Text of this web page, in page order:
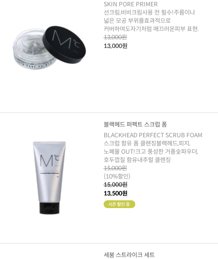
SKIN PORE PRIMER
선크림,비비크림사용 전 필수!주름이나
넓은 모공 부위를효과적으로
커버하여도자기처럼 매끄러운피부 표현.
13,000원
13,000원
블랙헤드 퍼펙트 스크럽 폼
BLACKHEAD PERFECT SCRUB FOAM
스크럽 함유 폼 클렌징블랙헤드,피지,
노폐물 OUT!크고 풍성한 거품숯파우더,
호두껍질 함유내추럴 클렌징
15,000원
(10%할인)
15,000원
13,500원
세붐 스트라이크 세트